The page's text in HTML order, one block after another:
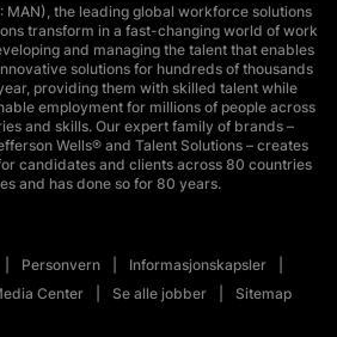
MAN), the leading global workforce solutions
transform in a fast-changing world of work
and managing the talent that enables
solutions for hundreds of thousands
providing them with skilled talent while
employment for millions of people across
and skills. Our expert family of brands –
Wells® and Talent Solutions – creates
candidates and clients across 80 countries
and has done so for 80 years.
Personvern Informasjonskapsler
Center Se alle jobber Sitemap